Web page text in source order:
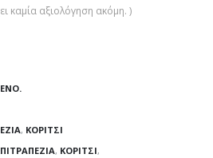
καμία αξιολόγηση ακόμη. )
, ΚΟΡΊΤΣΙ
, ΚΟΡΊΤΣΙ,